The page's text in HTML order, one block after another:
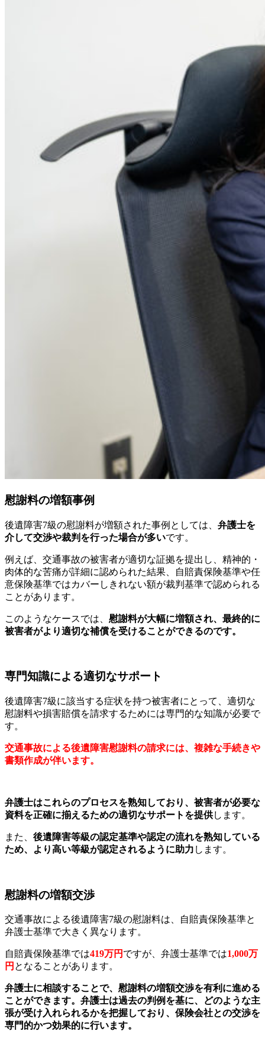
慰謝料の増額事例
後遺障害7級の慰謝料が増額された事例としては、 弁護士を
介して交渉や裁判を行った場合が多いです。
例えば、交通事故の被害者が適切な証拠を提出し、精神的・
肉体的な苦痛が詳細に認められた結果、自賠責保険基準や任
意保険基準ではカバーしきれない額が裁判基準で認められる
ことがあります。
このようなケースでは、 慰謝料が大幅に増額され、最終的に
被害者がより適切な補償を受けることができるのです。
専門知識による適切なサポート
後遺障害7級に該当する症状を持つ被害者にとって、適切な
慰謝料や損害賠償を請求するためには専門的な知識が必要で
す。
交通事故による後遺障害慰謝料の請求には、複雑な手続きや
書類作成が伴います。
弁護士はこれらのプロセスを熟知しており、被害者が必要な
資料を正確に揃えるための適切なサポートを提供します。
また、 後遺障害等級の認定基準や認定の流れを熟知している
ため、より高い等級が認定されるように助力 します。
慰謝料の増額交渉
交通事故による後遺障害7級の慰謝料は、自賠責保険基準と
弁護士基準で大きく異なります。
自賠責保険基準では419万円 ですが、弁護士基準では1,000万
円 となることがあります。
弁護士に相談することで、慰謝料の増額交渉を有利に進める
ことができます。弁護士は過去の判例を基に、どのような主
張が受け入れられるかを把握しており、保険会社との交渉を
専門的かつ効果的に行います。